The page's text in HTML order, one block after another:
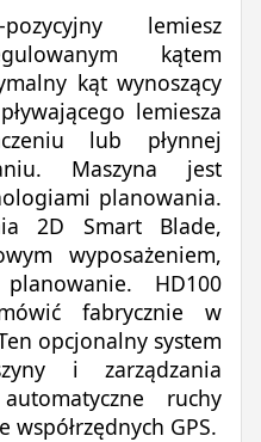
lemiesz
kątem
kąt wynoszący
lemiesza
lub płynnej
Maszyna jest
planowania.
2D Smart Blade,
wyposażeniem,
HD100
fabrycznie w
opcjonalny system
i zarządzania
ruchy
GPS.